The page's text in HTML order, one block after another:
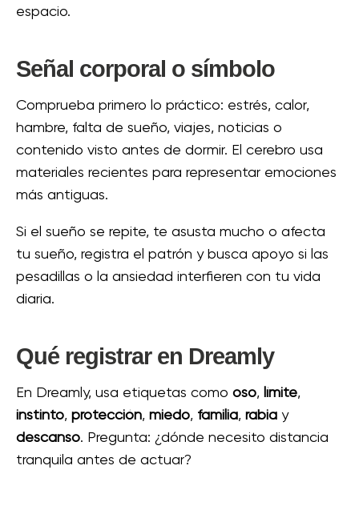
espacio.
Señal corporal o símbolo
Comprueba primero lo práctico: estrés, calor,
hambre, falta de sueño, viajes, noticias o
contenido visto antes de dormir. El cerebro usa
materiales recientes para representar emociones
más antiguas.
Si el sueño se repite, te asusta mucho o afecta
tu sueño, registra el patrón y busca apoyo si las
pesadillas o la ansiedad interfieren con tu vida
diaria.
Qué registrar en Dreamly
En Dreamly, usa etiquetas como oso, límite,
instinto, protección, miedo, familia, rabia y
descanso. Pregunta: ¿dónde necesito distancia
tranquila antes de actuar?